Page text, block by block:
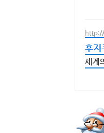
후지
세계